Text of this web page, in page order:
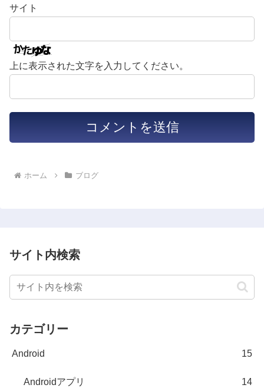
サイト
上に表示された文字を入力してください。
ホーム ブログ
サイト内検索
カテゴリー
Android 15
Androidアプリ 14